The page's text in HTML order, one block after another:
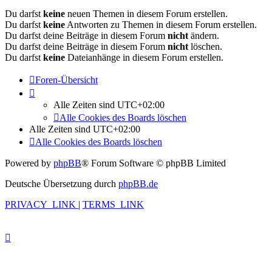
Du darfst keine neuen Themen in diesem Forum erstellen.
Du darfst keine Antworten zu Themen in diesem Forum erstellen.
Du darfst deine Beiträge in diesem Forum nicht ändern.
Du darfst deine Beiträge in diesem Forum nicht löschen.
Du darfst keine Dateianhänge in diesem Forum erstellen.
Foren-Übersicht
Alle Zeiten sind UTC+02:00
Alle Cookies des Boards löschen
Alle Zeiten sind UTC+02:00
Alle Cookies des Boards löschen
Powered by phpBB® Forum Software © phpBB Limited
Deutsche Übersetzung durch phpBB.de
PRIVACY_LINK | TERMS_LINK